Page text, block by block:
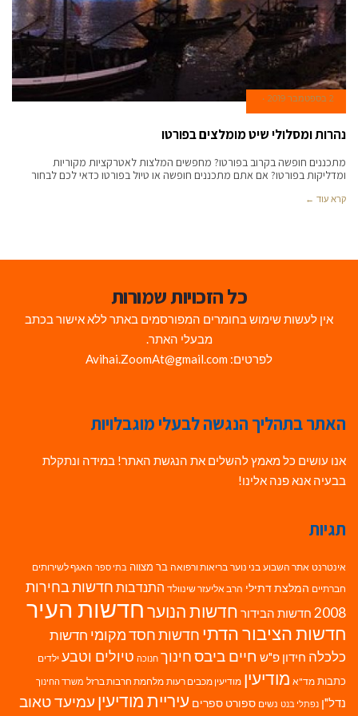
2 בספטמבר 2019
נהרות ומסלולי שיט מומלצים בפורטו
מתכננים חופשה בקרוב בפורטו? מחפשים המלצות לאטרקציות מקוריות
ומדליקות בפורטו? אם אתם מתכננים חופשה או טיול בפורטו כדאי לכם לבחור
קרא עוד ←
כל הזכויות שמורות
אין לעשות שימוש בחומרים המפורסמים באתר ללא אישור בכתב
מבעלי האתר.
לפרטים: Avihai.ZoomAt@gmail.com
האתר בתהליך הנגשה לבעלי מוגבלויות
אנו עושים כל מאמץ להשלים את הנגשת האתר! במידה ונתקלת
בבעיה אנא פנה אלינו!
תגיות
אינטרנט אתר השבוע בני נוער בריאות ורפואה בר מצווה בתי ספר האגף לשירותים
חברתיים המלצת דתילי הרב אליעזר שינוולד התנדבות חדשות בחירות
2008 חדשות הבידור חדשות הנוערחדשות העיר
חדשות הציבור הדתי חדשות חסד מקומי חדשות
כלכלה חידון פ"ש חיים ביבסחינוך חנוכה טיולים וטבע ילדים
כתבות מד"א מודיעין מודיעין מכבים רעות מלחמת חרבות ברזל משרד החינוך
נדל"ן נפתלי בנט נשים ספורט ספרים עיריית מודיעין עמיעד טאוב